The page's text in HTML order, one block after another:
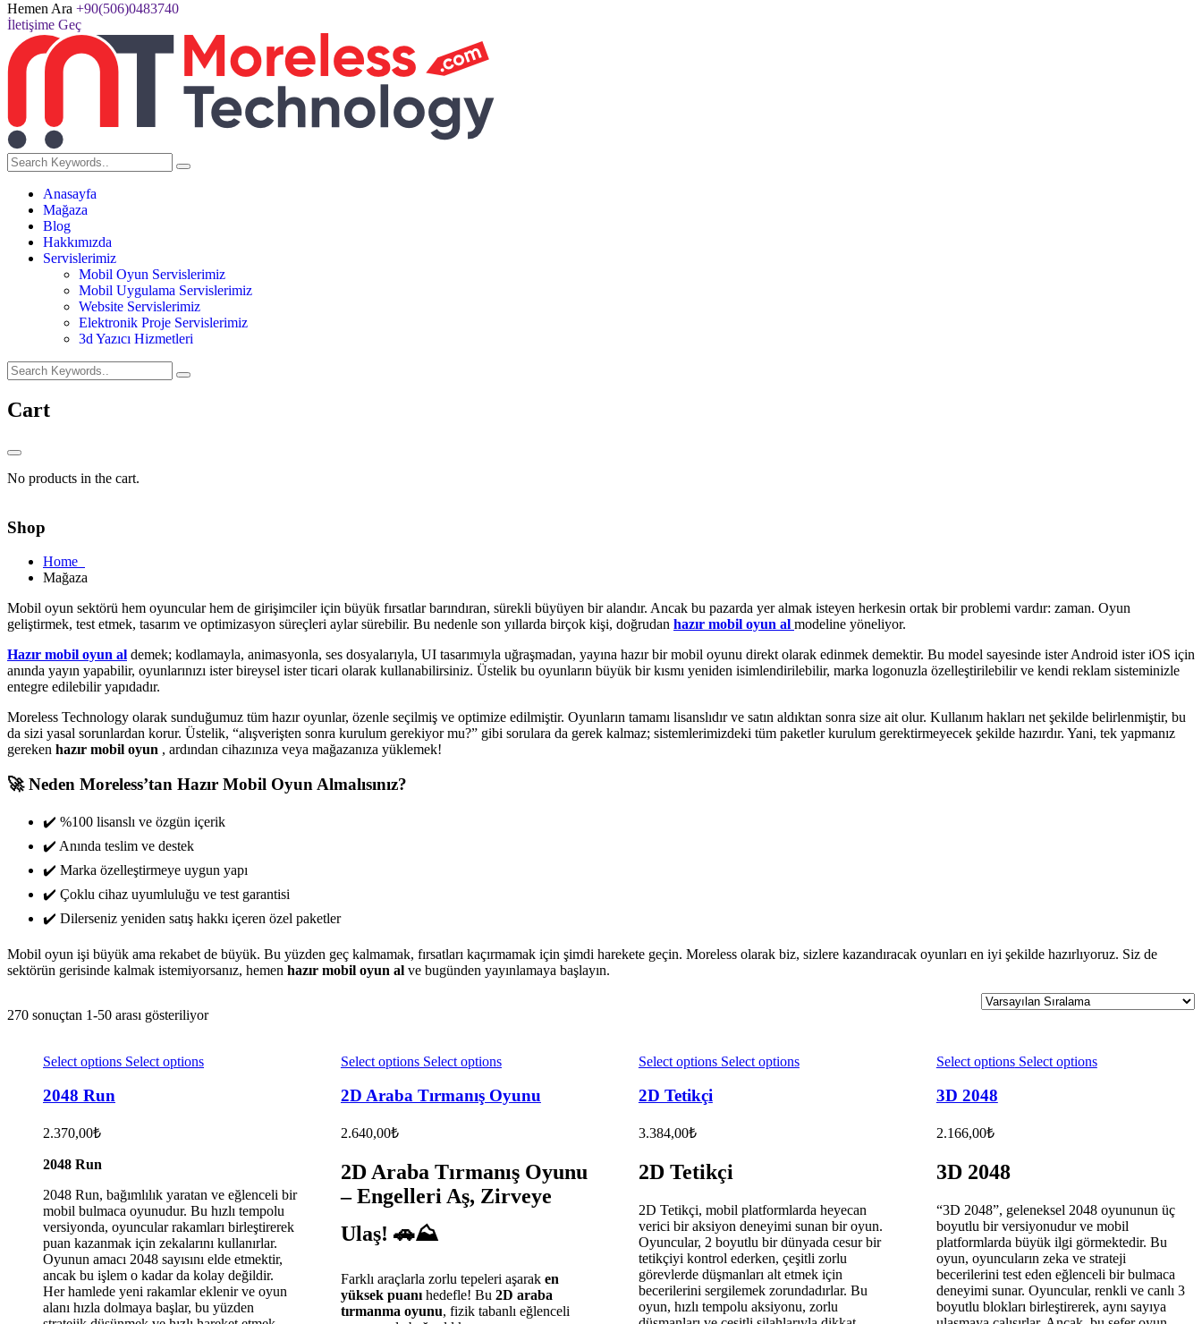
Hemen Ara +90(506)0483740
İletişime Geç
Anasayfa
Mağaza
Blog
Hakkımızda
Servislerimiz
Mobil Oyun Servislerimiz
Mobil Uygulama Servislerimiz
Website Servislerimiz
Elektronik Proje Servislerimiz
3d Yazıcı Hizmetleri
Cart
No products in the cart.
Shop
Home
Mağaza
Mobil oyun sektörü hem oyuncular hem de girişimciler için büyük fırsatlar barındıran, sürekli büyüyen bir alandır. Ancak bu pazarda yer almak isteyen herkesin ortak bir problemi vardır: zaman. Oyun
geliştirmek, test etmek, tasarım ve optimizasyon süreçleri aylar sürebilir. Bu nedenle son yıllarda birçok kişi, doğrudan hazır mobil oyun al modeline yöneliyor.
Hazır mobil oyun al demek; kodlamayla, animasyonla, ses dosyalarıyla, UI tasarımıyla uğraşmadan, yayına hazır bir mobil oyunu direkt olarak edinmek demektir. Bu model sayesinde ister Android ister iOS için
anında yayın yapabilir, oyunlarınızı ister bireysel ister ticari olarak kullanabilirsiniz. Üstelik bu oyunların büyük bir kısmı yeniden isimlendirilebilir, marka logonuzla özelleştirilebilir ve kendi reklam sisteminizle
entegre edilebilir yapıdadır.
Moreless Technology olarak sunduğumuz tüm hazır oyunlar, özenle seçilmiş ve optimize edilmiştir. Oyunların tamamı lisanslıdır ve satın aldıktan sonra size ait olur. Kullanım hakları net şekilde belirlenmiştir, bu
da sizi yasal sorunlardan korur. Üstelik, “alışverişten sonra kurulum gerekiyor mu?” gibi sorulara da gerek kalmaz; sistemlerimizdeki tüm paketler kurulum gerektirmeyecek şekilde hazırdır. Yani, tek yapmanız
gereken hazır mobil oyun , ardından cihazınıza veya mağazanıza yüklemek!
🚀 Neden Moreless’tan Hazır Mobil Oyun Almalısınız?
✔️ %100 lisanslı ve özgün içerik
✔️ Anında teslim ve destek
✔️ Marka özelleştirmeye uygun yapı
✔️ Çoklu cihaz uyumluluğu ve test garantisi
✔️ Dilerseniz yeniden satış hakkı içeren özel paketler
Mobil oyun işi büyük ama rekabet de büyük. Bu yüzden geç kalmamak, fırsatları kaçırmamak için şimdi harekete geçin. Moreless olarak biz, sizlere kazandıracak oyunları en iyi şekilde hazırlıyoruz. Siz de
sektörün gerisinde kalmak istemiyorsanız, hemen hazır mobil oyun al ve bugünden yayınlamaya başlayın.
270 sonuçtan 1-50 arası gösteriliyor
Select options Select options
2048 Run
2.370,00₺
2048 Run
2048 Run, bağımlılık yaratan ve eğlenceli bir
mobil bulmaca oyunudur. Bu hızlı tempolu
versiyonda, oyuncular rakamları birleştirerek
puan kazanmak için zekalarını kullanırlar.
Oyunun amacı 2048 sayısını elde etmektir,
ancak bu işlem o kadar da kolay değildir.
Her hamlede yeni rakamlar eklenir ve oyun
alanı hızla dolmaya başlar, bu yüzden
Select optionsSelect options
2D Araba Tırmanış Oyunu
2.640,00₺
2D Araba Tırmanış Oyunu
– Engelleri Aş, Zirveye
Ulaş! 🚗⛰️
Farklı araçlarla zorlu tepeleri aşarak en
yüksek puanıhedefle! Bu 2D araba
tırmanma oyunu, fizik tabanlı eğlenceli
Select optionsSelect options
2D Tetikçi
3.384,00₺
2D Tetikçi
2D Tetikçi, mobil platformlarda heyecan
verici bir aksiyon deneyimi sunan bir oyun.
Oyuncular, 2 boyutlu bir dünyada cesur bir
tetikçiyi kontrol ederken, çeşitli zorlu
görevlerde düşmanları alt etmek için
becerilerini sergilemek zorundadırlar. Bu
oyun, hızlı tempolu aksiyonu, zorlu
Select optionsSelect options
3D 2048
2.166,00₺
3D 2048
“3D 2048”, geleneksel 2048 oyununun üç
boyutlu bir versiyonudur ve mobil
platformlarda büyük ilgi görmektedir. Bu
oyun, oyuncuların zeka ve strateji
becerilerini test eden eğlenceli bir bulmaca
deneyimi sunar. Oyuncular, renkli ve canlı 3
boyutlu blokları birleştirerek, aynı sayıya